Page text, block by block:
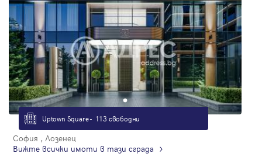
Uptown Square - 113 свободни
София , Лозенец
Вижте всички имоти в тази сграда